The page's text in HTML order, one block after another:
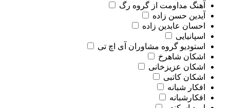
آهنگ مداومت از گروه رگ
آیدین حسن زاده
احسان عابدین زاده
اسپانیایی
استودیو گروه مشاوران آی اچ تی
اشکان شاهرخ
اشکان عزیزخانی
اشکان کاتبی
افکار شبانه
افکارشبانه